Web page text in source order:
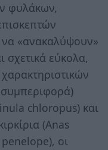
φυλάκων,
να «ανακαλύψουν»
σχετικά εύκολα,
chloropus) και
(Anas
οι